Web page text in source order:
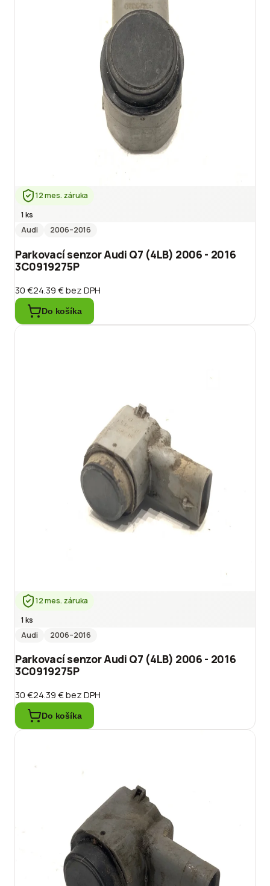
12 mes. záruka
1 ks
Audi
2006–2016
Parkovací senzor Audi Q7 (4LB) 2006 - 2016
3C0919275P
30 €24.39 €bez DPH
Do košíka
12 mes. záruka
1 ks
Audi
2006–2016
Parkovací senzor Audi Q7 (4LB) 2006 - 2016
3C0919275P
30 €24.39 €bez DPH
Do košíka